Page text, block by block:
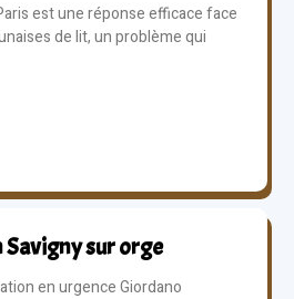
est une réponse efficace face
de lit, un problème qui
sur orge
en urgence Giordano